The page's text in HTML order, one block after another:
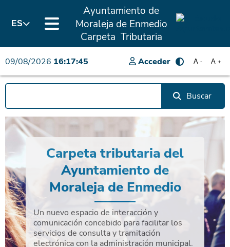
ES
Ayuntamiento de
Moraleja de Enmedio
Carpeta Tributaria
09/08/2026 16:17:45 Acceder A +
A -
Buscar
Carpeta tributaria del
Ayuntamiento de
Moraleja de Enmedio
Un nuevo espacio de interacción y
comunicación concebido para facilitar los
servicios de consulta y tramitación
electrónica con la administración municipal.